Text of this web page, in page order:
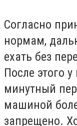
Согласно
нормам,
ехать без
После этого
минутный
машиной
запрещено.